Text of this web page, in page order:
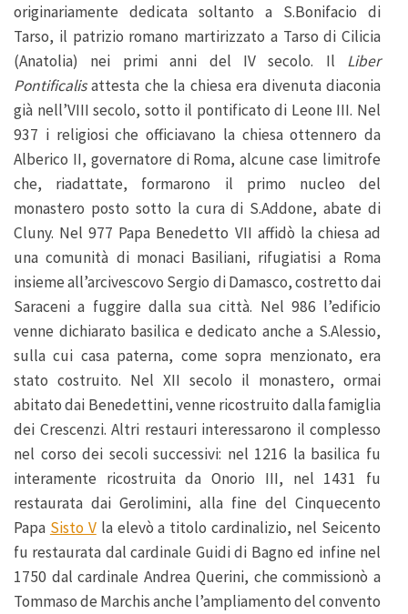
originariamente dedicata soltanto a S.Bonifacio di
Tarso, il patrizio romano martirizzato a Tarso di Cilicia
(Anatolia) nei primi anni del IV secolo. Il Liber
Pontificalisattesta che la chiesa era divenuta diaconia
già nell’VIII secolo, sotto il pontificato di Leone III. Nel
937 i religiosi che officiavano la chiesa ottennero da
Alberico II, governatore di Roma, alcune case limitrofe
che, riadattate, formarono il primo nucleo del
monastero posto sotto la cura di S.Addone, abate di
Cluny. Nel 977 Papa Benedetto VII affidò la chiesa ad
una comunità di monaci Basiliani, rifugiatisi a Roma
insieme all’arcivescovo Sergio di Damasco, costretto dai
Saraceni a fuggire dalla sua città. Nel 986 l’edificio
venne dichiarato basilica e dedicato anche a S.Alessio,
sulla cui casa paterna, come sopra menzionato, era
stato costruito. Nel XII secolo il monastero, ormai
abitato dai Benedettini, venne ricostruito dalla famiglia
dei Crescenzi. Altri restauri interessarono il complesso
nel corso dei secoli successivi: nel 1216 la basilica fu
interamente ricostruita da Onorio III, nel 1431 fu
restaurata dai Gerolimini, alla fine del Cinquecento
Papa Sisto Vla elevò a titolo cardinalizio, nel Seicento
fu restaurata dal cardinale Guidi di Bagno ed infine nel
1750 dal cardinale Andrea Querini, che commissionò a
Tommaso de Marchis anche l’ampliamento del convento